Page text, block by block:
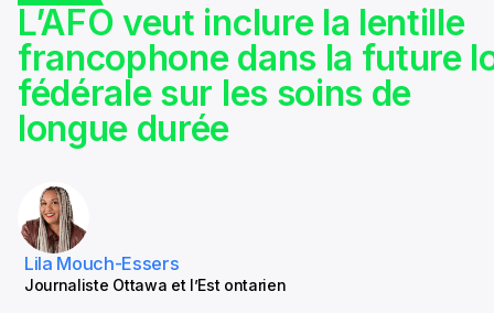
L’AFO veut inclure la lentille
francophone dans la future
fédérale sur les soins de
longue durée
Lila Mouch-Essers
Journaliste Ottawa et l’Est ontarien